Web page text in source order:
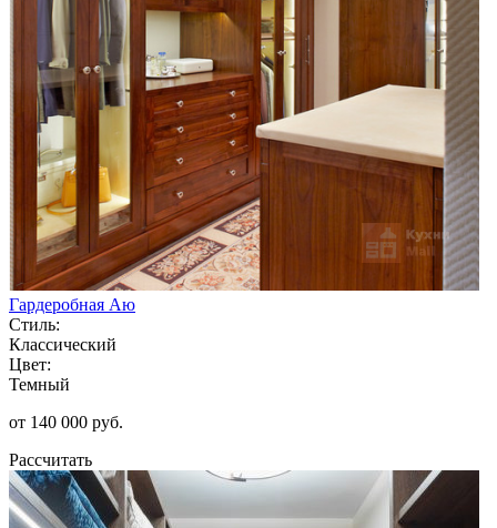
Гардеробная Аю
Стиль:
Классический
Цвет:
Темный
от 140 000 руб.
Рассчитать